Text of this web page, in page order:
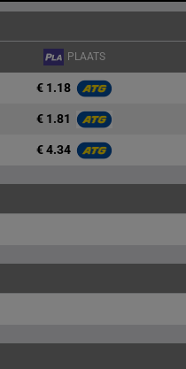
PLAATS
€ 1.18
€ 1.81
€ 4.34